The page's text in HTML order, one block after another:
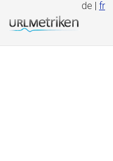
de | fr